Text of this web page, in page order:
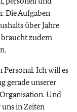
Die Aufgaben
über Jahre
braucht zudem
Ich will es
gerade unserer
Und
in Zeiten